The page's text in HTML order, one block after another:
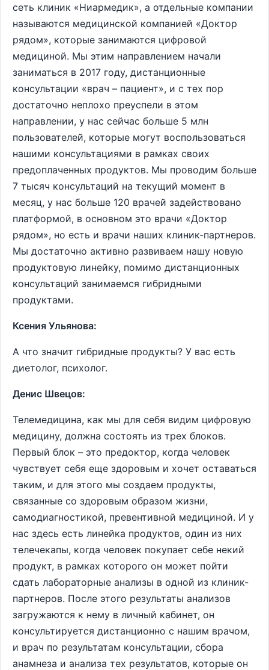
сеть клиник «Ниармедик», а отдельные компании
называются медицинской компанией «Доктор
рядом», которые занимаются цифровой
медициной. Мы этим направлением начали
заниматься в 2017 году, дистанционные
консультации «врач – пациент», и с тех пор
достаточно неплохо преуспели в этом
направлении, у нас сейчас больше 5 млн
пользователей, которые могут воспользоваться
нашими консультациями в рамках своих
предоплаченных продуктов. Мы проводим больше
7 тысяч консультаций на текущий момент в
месяц, у нас больше 120 врачей задействовано
платформой, в основном это врачи «Доктор
рядом», но есть и врачи наших клиник-партнеров.
Мы достаточно активно развиваем нашу новую
продуктовую линейку, помимо дистанционных
консультаций занимаемся гибридными
продуктами.
Ксения Ульянова:
А что значит гибридные продукты? У вас есть
диетолог, психолог.
Денис Швецов:
Телемедицина, как мы для себя видим цифровую
медицину, должна состоять из трех блоков.
Первый блок – это предоктор, когда человек
чувствует себя еще здоровым и хочет оставаться
таким, и для этого мы создаем продукты,
связанные со здоровым образом жизни,
самодиагностикой, превентивной медициной. И у
нас здесь есть линейка продуктов, один из них
телечекапы, когда человек покупает себе некий
продукт, в рамках которого он может пойти
сдать лабораторные анализы в одной из клиник-
партнеров. После этого результаты анализов
загружаются к нему в личный кабинет, он
консультируется дистанционно с нашим врачом,
и врач по результатам консультации, сбора
анамнеза и анализа тех результатов, которые он